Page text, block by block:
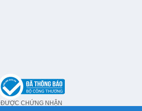
ĐƯỢC CHỨNG NHẬN